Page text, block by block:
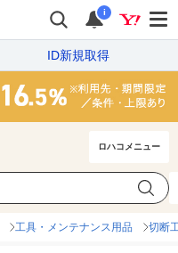
i
ID新規取得
ロハコメニュー
工具・メンテナンス用品 切断